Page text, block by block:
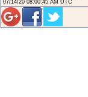
07/14/20 08:00:45 AM UTC